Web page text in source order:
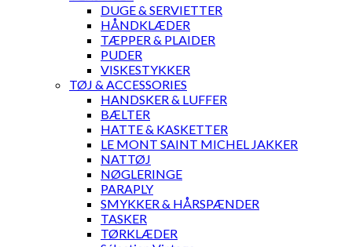
DUGE & SERVIETTER
HÅNDKLÆDER
TÆPPER & PLAIDER
PUDER
VISKESTYKKER
TØJ & ACCESSORIES
HANDSKER & LUFFER
BÆLTER
HATTE & KASKETTER
LE MONT SAINT MICHEL JAKKER
NATTØJ
NØGLERINGE
PARAPLY
SMYKKER & HÅRSPÆNDER
TASKER
TØRKLÆDER